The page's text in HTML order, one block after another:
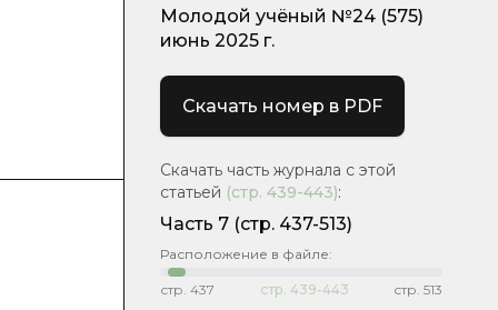
Молодой учёный №24 (575)
июнь 2025 г.
Скачать номер в PDF
Скачать часть журнала с этой
статьей (стр. 439-443):
Часть 7 (стр. 437-513)
Расположение в файле:
стр. 437 стр. 439-443 стр. 513